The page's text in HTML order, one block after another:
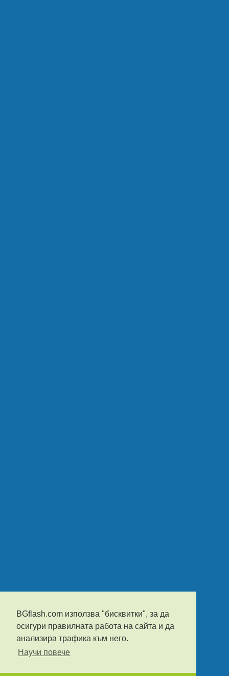
BGflash.com използва "бисквитки", за да
осигури правилната работа на сайта и да
анализира трафика към него.
Научи повече